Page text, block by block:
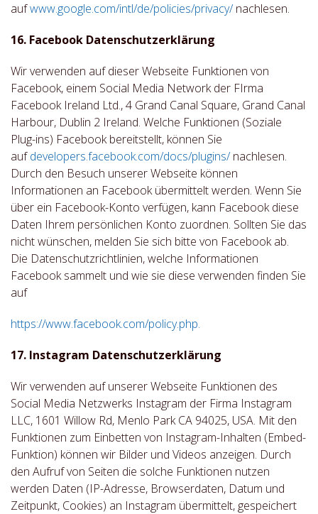
aufwww.google.com/intl/de/policies/privacy/nachlesen.
16. Facebook Datenschutzerklärung
Wir verwenden auf dieser Webseite Funktionen von
Facebook, einem Social Media Network der FIrma
Facebook Ireland Ltd., 4 Grand Canal Square, Grand Canal
Harbour, Dublin 2 Ireland. Welche Funktionen (Soziale
Plug-ins) Facebook bereitstellt, können Sie
aufdevelopers.facebook.com/docs/plugins/nachlesen.
Durch den Besuch unserer Webseite können
Informationen an Facebook übermittelt werden. Wenn Sie
über ein Facebook-Konto verfügen, kann Facebook diese
Daten Ihrem persönlichen Konto zuordnen. Sollten Sie das
nicht wünschen, melden Sie sich bitte von Facebook ab.
Die Datenschutzrichtlinien, welche Informationen
Facebook sammelt und wie sie diese verwenden finden Sie
auf
https://www.facebook.com/policy.php.
17. Instagram Datenschutzerklärung
Wir verwenden auf unserer Webseite Funktionen des
Social Media Netzwerks Instagram der Firma Instagram
LLC, 1601 Willow Rd, Menlo Park CA 94025, USA. Mit den
Funktionen zum Einbetten von Instagram-Inhalten (Embed-
Funktion) können wir Bilder und Videos anzeigen. Durch
den Aufruf von Seiten die solche Funktionen nutzen
werden Daten (IP-Adresse, Browserdaten, Datum und
Zeitpunkt, Cookies) an Instagram übermittelt, gespeichert